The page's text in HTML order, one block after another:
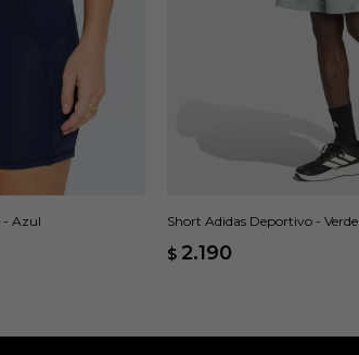
- Azul Short Adidas Deportivo - Verde
$ 2.190